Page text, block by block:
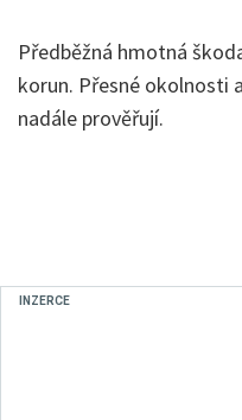
Předběžná hmotná
korun. Přesné okolnosti
nadále prověřují.
INZERCE